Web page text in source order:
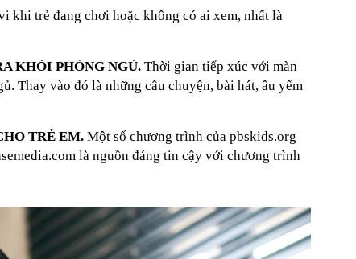
khi trẻ đang chơi hoặc không có ai xem, nhất là
KHỎI PHÒNG NGỦ. Thời gian tiếp xúc với màn
Thay vào đó là những câu chuyện, bài hát, âu yếm
TRẺ EM. Một số chương trình của pbskids.org
là nguồn đáng tin cậy với chương trình